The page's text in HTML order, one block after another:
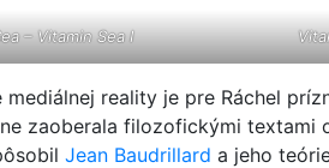
– Vitamin Sea I
reality je pre Ráchel
zaoberala filozofickými textami
Jean Baudrillard a jeho